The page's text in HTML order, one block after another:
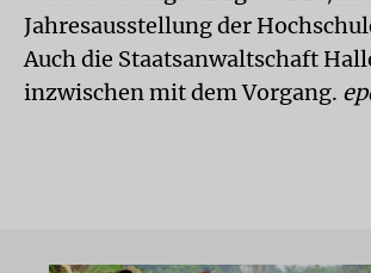
Jahresausstellung der
Auch die Staatsanwaltschaft
inzwischen mit dem Vorgang.